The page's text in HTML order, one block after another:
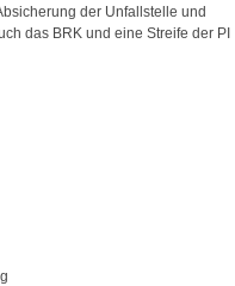
der Unfallstelle und
das BRK und eine Streife der PI